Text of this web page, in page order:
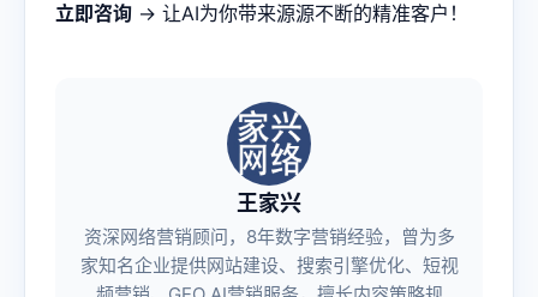
立即咨询 → 让AI为你带来源源不断的精准客户！
王家兴
资深网络营销顾问，8年数字营销经验，曾为多
家知名企业提供网站建设、搜索引擎优化、短视